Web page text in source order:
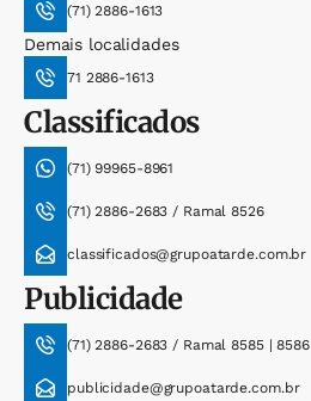
(71) 2886-1613
Demais localidades
71 2886-1613
Classificados
(71) 99965-8961
(71) 2886-2683 / Ramal 8526
classificados@grupoatarde.com.br
Publicidade
(71) 2886-2683 / Ramal 8585 | 8586
publicidade@grupoatarde.com.br